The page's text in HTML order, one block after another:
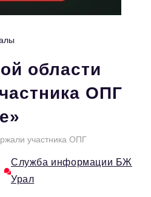
области
ОПГ
участника ОПГ
Служба информации БЖ
Урал